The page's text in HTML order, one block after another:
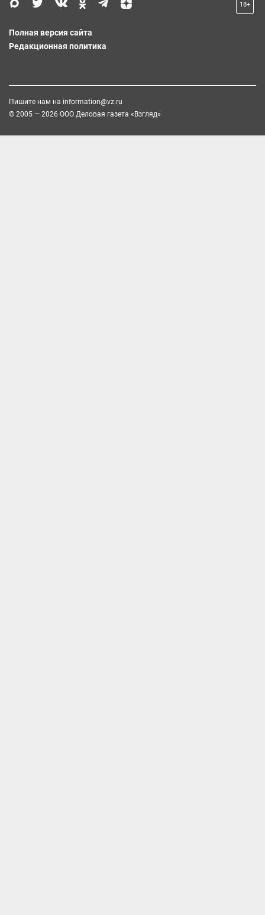
18+
Полная версия сайта
Редакционная политика
Пишите нам на information@vz.ru
© 2005 — 2026 ООО Деловая газета «Взгляд»